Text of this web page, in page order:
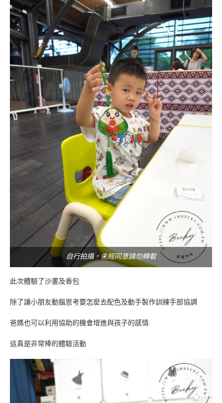
自行拍攝，未經同意請勿轉載
此次體驗了沙畫及香包
除了讓小朋友動腦思考要怎麼去配色及動手製作訓練手部協調
爸媽也可以利用協助的機會增進與孩子的感情
這真是非常棒的體驗活動